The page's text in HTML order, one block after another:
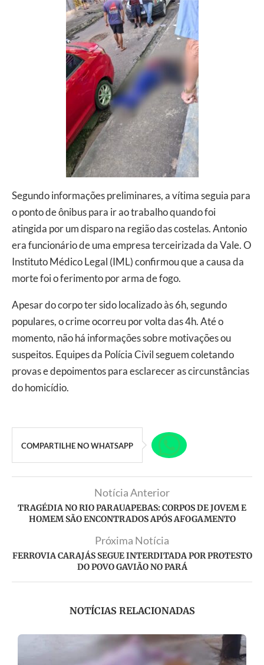
Segundo informações preliminares, a vítima seguia para
o ponto de ônibus para ir ao trabalho quando foi
atingida por um disparo na região das costelas. Antonio
era funcionário de uma empresa terceirizada da Vale. O
Instituto Médico Legal (IML) confirmou que a causa da
morte foi o ferimento por arma de fogo.
Apesar do corpo ter sido localizado às 6h, segundo
populares, o crime ocorreu por volta das 4h. Até o
momento, não há informações sobre motivações ou
suspeitos. Equipes da Polícia Civil seguem coletando
provas e depoimentos para esclarecer as circunstâncias
do homicídio.
COMPARTILHE NO WHATSAPP
Notícia Anterior
TRAGÉDIA NO RIO PARAUAPEBAS: CORPOS DE JOVEM E
HOMEM SÃO ENCONTRADOS APÓS AFOGAMENTO
Próxima Notícia
FERROVIA CARAJÁS SEGUE INTERDITADA POR PROTESTO
DO POVO GAVIÃO NO PARÁ
NOTÍCIAS RELACIONADAS